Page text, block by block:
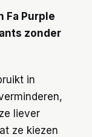
Fa Purple
zonder
in
liever
ze kiezen